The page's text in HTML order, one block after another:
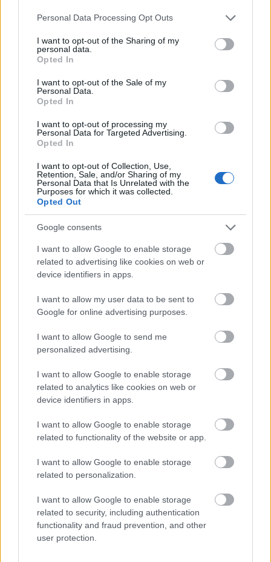
Please note that this website/app uses one or more Google
not limited to your visit or usage behaviour. You may click to
grant or deny consent to Google and its third-party tags to
use your data for below specified purposes in below Google
consent section.
Personal Data Processing Opt Outs
I want to opt-out of the Sharing of my
personal data.
Opted In
I want to opt-out of the Sale of my
Personal Data.
Opted In
I want to opt-out of processing my
Personal Data for Targeted Advertising.
Opted In
I want to opt-out of Collection, Use,
Retention, Sale, and/or Sharing of my
Personal Data that Is Unrelated with the
Purposes for which it was collected.
Opted Out
Google consents
I want to allow Google to enable storage
related to advertising like cookies on web or
device identifiers in apps.
I want to allow my user data to be sent to
Google for online advertising purposes.
I want to allow Google to send me
personalized advertising.
I want to allow Google to enable storage
related to analytics like cookies on web or
device identifiers in apps.
I want to allow Google to enable storage
related to functionality of the website or app.
I want to allow Google to enable storage
related to personalization.
I want to allow Google to enable storage
related to security, including authentication
functionality and fraud prevention, and other
user protection.
Talán csak az ihletet nem lehet utolérni a zsöllyéből.
Megy, megy, mindenki hallja, hogy az ifjú Korngold
mennyire tehetséges, megír ez bármit, gyúrja,
gyúrja, de mégis csak Marietta dala marad meg a
fülben, az pedig még az első felvonásban volt.
Kiabálnak, kiabálnak, a nem túlságosan jól
fölkészített zenekar előtt, a külföldiek és Bátori Éva
elszántabban, a saját erők közönyösebben,
hiányzott. Talán minden.
Ajánlott bejegyzések:
Atlasz, hanyatlasz
A megválaszolatlan kérdés
Újra és újra és újra
Gondolatok a házi könyvtárban